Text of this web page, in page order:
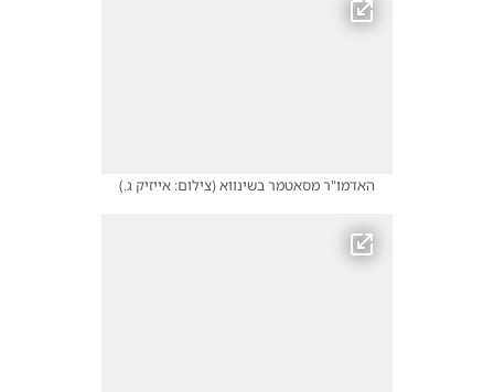
האדמו"ר מסאטמר בשינווא(צילום: אייזיק ג.)